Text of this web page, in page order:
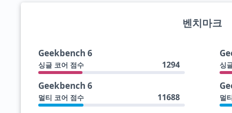
벤치마크
Geekbench 6
싱글 코어 점수 1294
Geekbench 6
멀티 코어 점수 11688
싱
멀